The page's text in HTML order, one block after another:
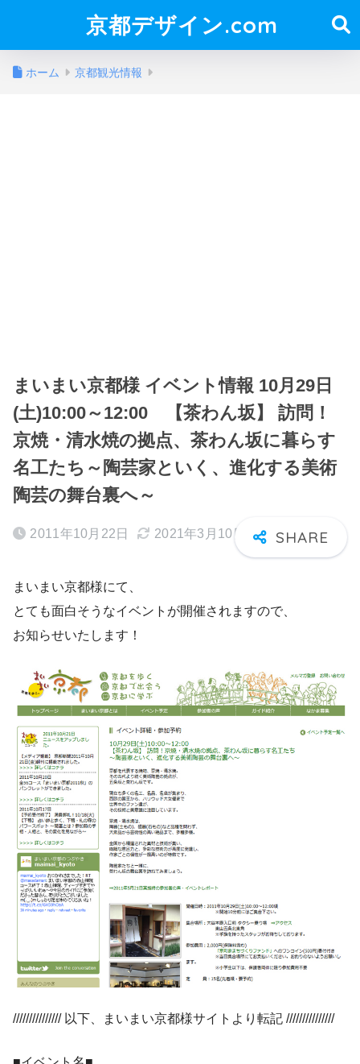
京都デザイン.com
ホーム 京都観光情報
まいまい京都様 イベント情報 10月29日
(土)10:00～12:00 【茶わん坂】 訪問！
京焼・清水焼の拠点、茶わん坂に暮らす
名工たち～陶芸家といく、進化する美術
陶芸の舞台裏へ～
2011年10月22日 2021年3月10日
まいまい京都様にて、
とても面白そうなイベントが開催されますので、
お知らせいたします！
/////////////// 以下、まいまい京都様サイトより転記 ///////////////